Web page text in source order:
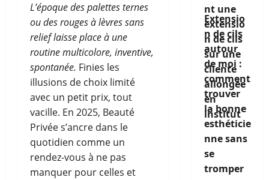
L’époque des palettes ternes
ou des rouges à lèvres sans
relief laisse place à une
routine multicolore, inventive,
spontanée. Finies les
illusions de choix limité
avec un petit prix, tout
vacille. En 2025, Beauté
Privée s’ancre dans le
quotidien comme un
rendez-vous à ne pas
manquer pour celles et
Extensio
n de cils
autour
de moi :
comment
trouver
la bonne
esthéticie
nne sans
se
tromper